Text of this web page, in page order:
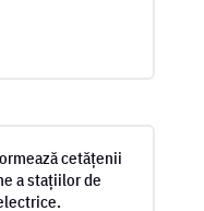
cetățenii
a stațiilor de